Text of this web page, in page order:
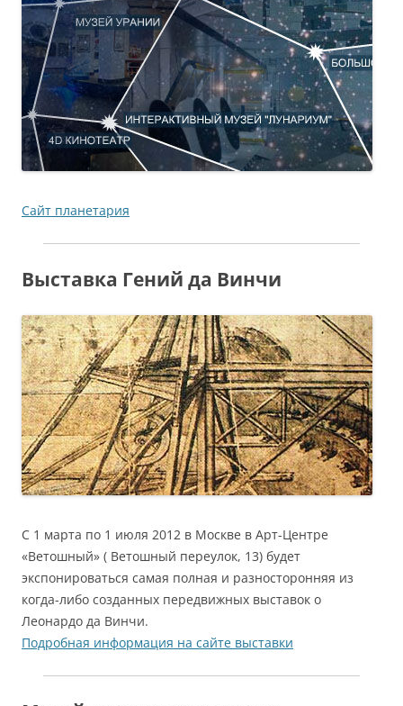
Сайт планетария
Выставка Гений да Винчи
С 1 марта по 1 июля 2012 в Москве в Арт-Центре
«Ветошный» ( Ветошный переулок, 13) будет
экспонироваться самая полная и разносторонняя из
когда-либо созданных передвижных выставок о
Леонардо да Винчи.
Подробная информация на сайте выставки